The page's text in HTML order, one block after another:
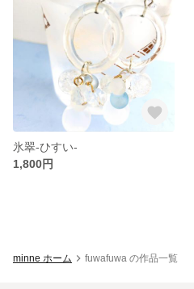
氷翠-ひすい-
1,800円
minne ホーム fuwafuwa の作品一覧